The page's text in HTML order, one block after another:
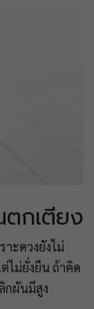
กเตียง
าะดวงยังไม่
ไม่ยั่งยืน ถ้าคิด
กผันมีสูง